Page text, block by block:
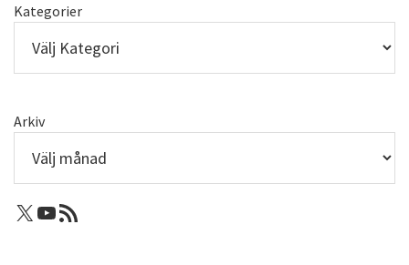
Kategorier
Arkiv
X: Femtejuli
Youtube
RSS-flöde